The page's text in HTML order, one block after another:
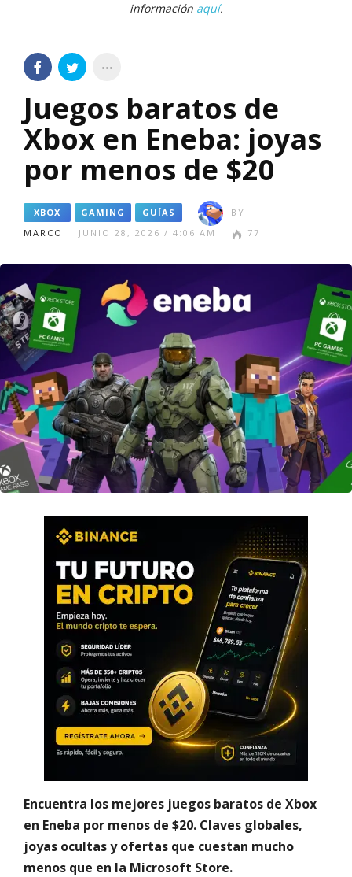
información aquí.
Juegos baratos de
Xbox en Eneba: joyas
por menos de $20
XBOX GAMING GUÍAS
BY
MARCO
JUNIO 28, 2026 / 4:06 AM 77
Encuentra los mejores juegos baratos de Xbox
en Eneba por menos de $20. Claves globales,
joyas ocultas y ofertas que cuestan mucho
menos que en la Microsoft Store.